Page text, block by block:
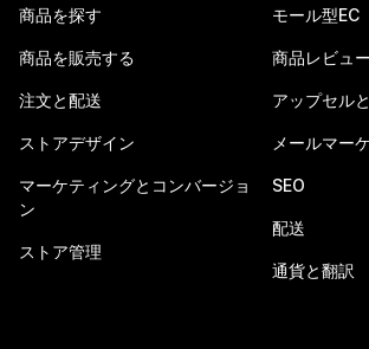
商品を探す
商品を販売する
注文と配送
ストアデザイン
マーケティングとコンバージョ
ン
ストア管理
モール型EC
商品レビュー
アップセル
メールマー
SEO
配送
通貨と翻訳